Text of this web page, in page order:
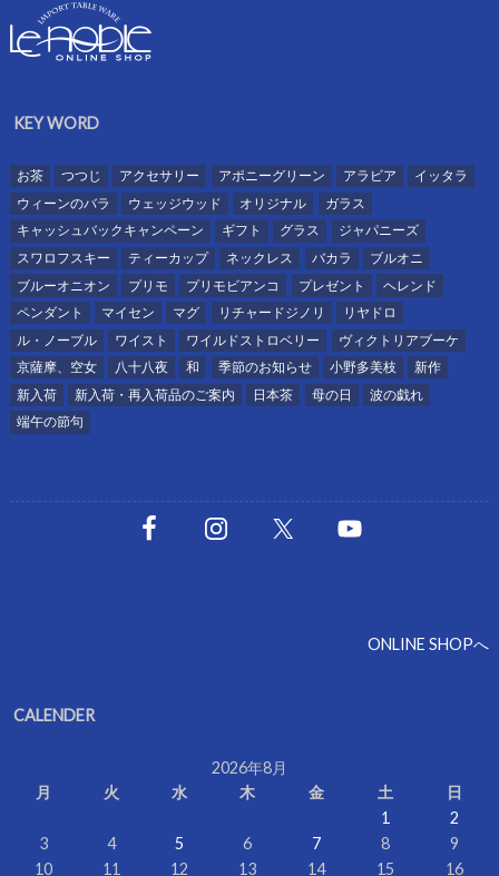
KEY WORD
お茶 つつじ アクセサリー アポニーグリーン アラビア
イッタラ
ウィーンのバラ
ウェッジウッド オリジナル
ガラス
キャッシュバックキャンペーン
ギフト グラス
ジャパニーズ
スワロフスキー
ティーカップ ネックレス バカラ
ブルオニ
ブルーオニオン
プリモ プリモビアンコ プレゼント
ヘレンド
ペンダント
マイセン マグ リチャードジノリ
リヤドロ
ル・ノーブル
ワイスト ワイルドストロベリー
ヴィクトリアブーケ
京薩摩、空女
八十八夜 和 季節のお知らせ 小野多美枝
新作
新入荷
新入荷・再入荷品のご案内 日本茶 母の日
波の戯れ
端午の節句
ONLINE SHOPへ
CALENDER
2026年8月
月
火 水 木 金 土
日
1
2
3
4 5 6 7 8
9
10
11 12 13 14 15 16